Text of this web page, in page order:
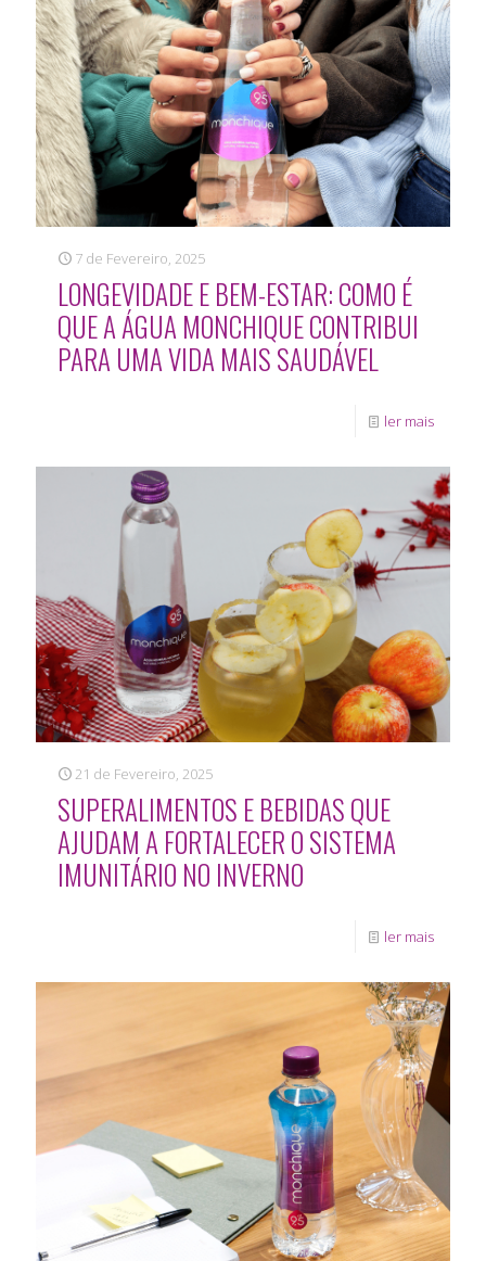
7 de Fevereiro, 2025
LONGEVIDADE E BEM-ESTAR: COMO É
QUE A ÁGUA MONCHIQUE CONTRIBUI
PARA UMA VIDA MAIS SAUDÁVEL
ler mais
21 de Fevereiro, 2025
SUPERALIMENTOS E BEBIDAS QUE
AJUDAM A FORTALECER O SISTEMA
IMUNITÁRIO NO INVERNO
ler mais